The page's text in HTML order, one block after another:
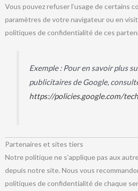
Vous pouvez refuser l’usage de certains
paramètres de votre navigateur ou en
politiques de confidentialité de ces
Exemple : Pour en savoir plus
publicitaires de Google,
https://policies.google.com/
Partenaires et sites tiers
Notre politique ne s’applique pas aux
depuis notre site. Nous vous
politiques de confidentialité de chaque